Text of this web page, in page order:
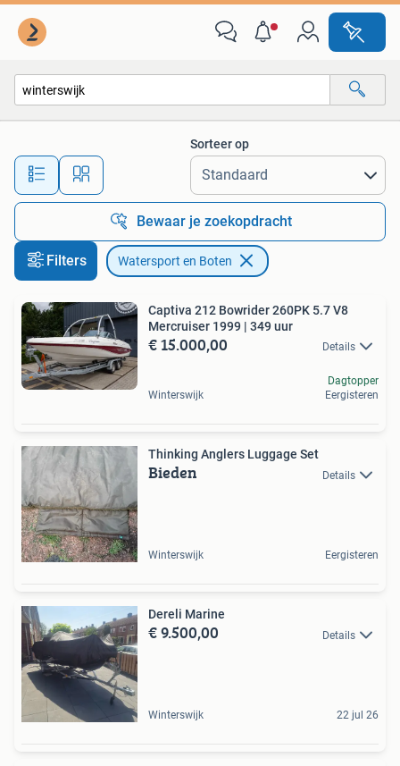
Alle afstanden…
Sorteer op
Bewaar je zoekopdracht
Filters Watersport en Boten
Captiva 212 Bowrider 260PK 5.7 V8
Mercruiser 1999 | 349 uur
€ 15.000,00 Details
Winterswijk
Dagtopper
Eergisteren
Thinking Anglers Luggage Set
Bieden Details
Winterswijk Eergisteren
Dereli Marine
€ 9.500,00 Details
Winterswijk 22 jul 26